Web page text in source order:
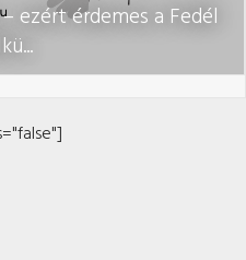
ezért érdemes a Fedél